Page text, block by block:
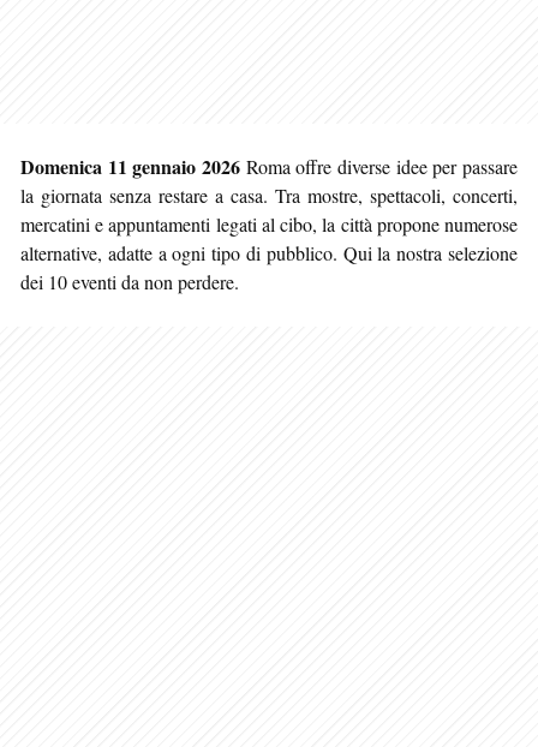
Domenica 11 gennaio 2026 Roma offre diverse idee per passare
la giornata senza restare a casa. Tra mostre, spettacoli, concerti,
mercatini e appuntamenti legati al cibo, la città propone numerose
alternative, adatte a ogni tipo di pubblico. Qui la nostra selezione
dei 10 eventi da non perdere.